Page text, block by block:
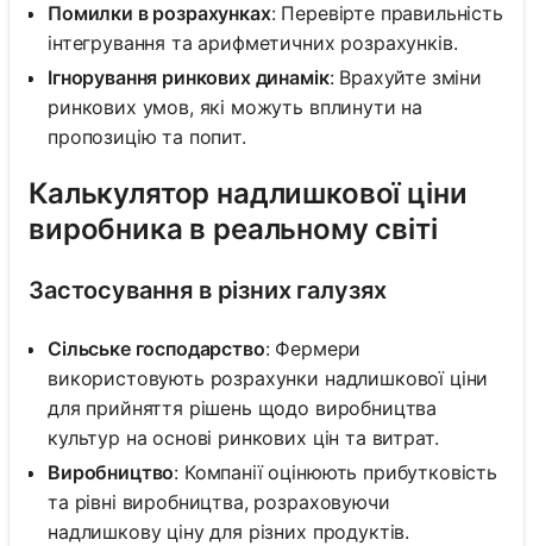
Помилки в розрахунках: Перевірте правильність
інтегрування та арифметичних розрахунків.
Ігнорування ринкових динамік: Врахуйте зміни
ринкових умов, які можуть вплинути на
пропозицію та попит.
Калькулятор надлишкової ціни
виробника в реальному світі
Застосування в різних галузях
Сільське господарство: Фермери
використовують розрахунки надлишкової ціни
для прийняття рішень щодо виробництва
культур на основі ринкових цін та витрат.
Виробництво: Компанії оцінюють прибутковість
та рівні виробництва, розраховуючи
надлишкову ціну для різних продуктів.